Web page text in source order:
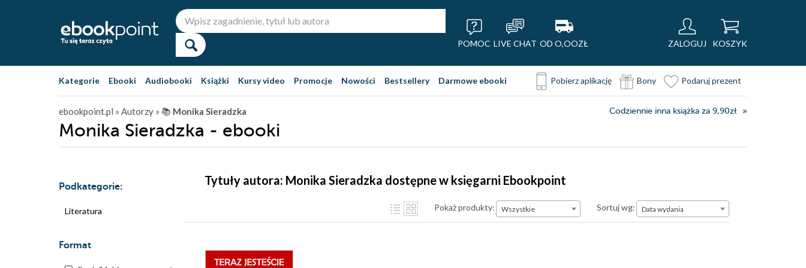
POMOC LIVE CHAT OD O,OOZŁ ZALOGUJ KOSZYK
Kategorie Ebooki Audiobooki Książki Kursy video Promocje Nowości Bestsellery Darmowe ebooki Pobierz aplikację Bony Podaruj prezent
ebookpoint.pl » Autorzy » 📚 Monika Sieradzka Codziennie inna książka za 9,90zł
Monika Sieradzka - ebooki
Podkategorie:
Literatura
Format
Tytuły autora: Monika Sieradzka dostępne w księgarni Ebookpoint
Pokaż produkty: Wszystkie Sortuj wg:Data wydania
Data wydania